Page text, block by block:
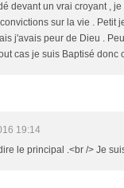
devant un vrai croyant ,
sur la vie . Petit
j'avais peur de Dieu .
cas je suis Baptisé donc
19:14
le principal .<br /> Je